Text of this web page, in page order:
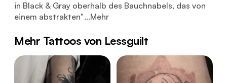
in Black & Gray oberhalb des Bauchnabels, das von
einem abstrakten"...Mehr
Mehr Tattoos von Lessguilt